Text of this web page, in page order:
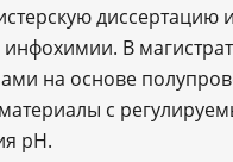
диссертацию
В
на основе
с
pH.